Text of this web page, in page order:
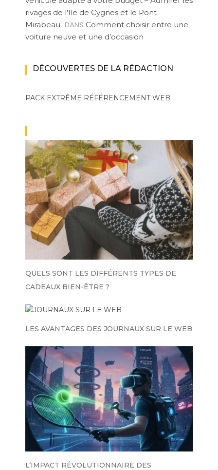
rivages de l'Ile de Cygnes et le Pont
Mirabeau DANS Comment choisir entre une
voiture neuve et une d’occasion
DÉCOUVERTES DE LA RÉDACTION
PACK EXTRÊME RÉFÉRENCEMENT WEB
QUELS SONT LES DIFFÉRENTS TYPES DE
CADEAUX BIEN-ÊTRE ?
LES AVANTAGES DES JOURNAUX SUR LE WEB
L’IMPACT RÉVOLUTIONNAIRE DES